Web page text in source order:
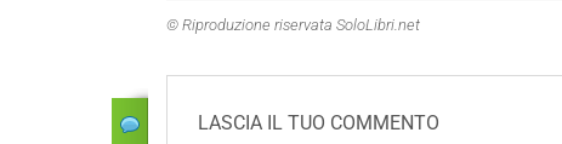
© Riproduzione riservata SoloLibri.net
LASCIA IL TUO COMMENTO